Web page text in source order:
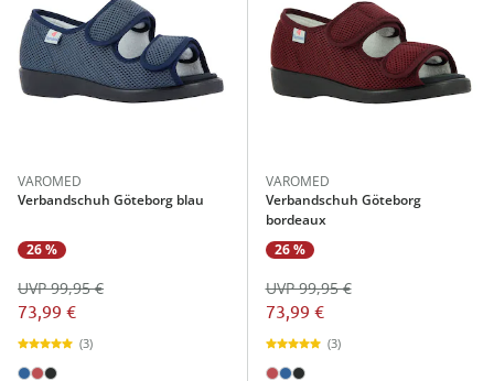
VAROMED
Verbandschuh Göteborg blau
26 %
73,99 €
UVP 99,95 €
(3)
VAROMED
Verbandschuh Göteborg
bordeaux
26 %
73,99 €
UVP 99,95 €
(3)